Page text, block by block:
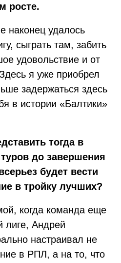
росте.
наконец удалось
сыграть там, забить
удовольствие и от
я уже приобрел
задержаться здесь
в истории «Балтики»
тогда в
до завершения
будет вести
в тройку лучших?
когда команда еще
лиге, Андрей
настраивал не
в РПЛ, а на то, что